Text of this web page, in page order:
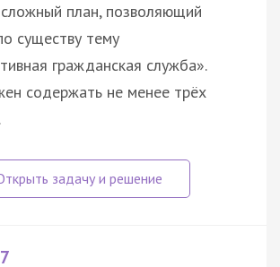
сложный план, позволяющий
существу тему
гражданская служба».
содержать не менее трёх